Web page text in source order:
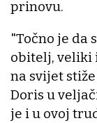
prinovu.
"Točno je da
obitelj, veliki
na svijet
Doris u
je i u ovoj